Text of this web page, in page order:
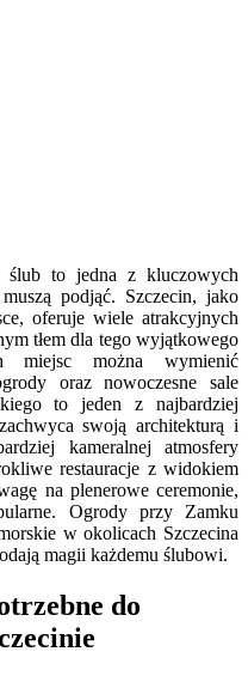
ślub to jedna z kluczowych
podjąć. Szczecin, jako
oferuje wiele atrakcyjnych
tłem dla tego wyjątkowego
miejsc można wymienić
oraz nowoczesne sale
to jeden z najbardziej
swoją architekturą i
kameralnej atmosfery
restauracje z widokiem
na plenerowe ceremonie,
Ogrody przy Zamku
w okolicach Szczecina
magii każdemu ślubowi.
do